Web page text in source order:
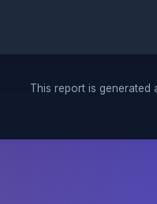
This report is generated